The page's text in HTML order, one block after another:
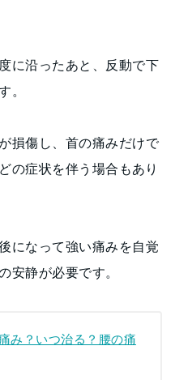
に沿ったあと、反動で下
。
損傷し、首の痛みだけで
の症状を伴う場合もあり
になって強い痛みを自覚
安静が必要です。
み？いつ治る？腰の痛